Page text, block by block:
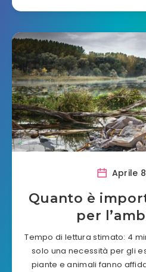
Aprile
Quanto è
per
Tempo di lettura stimato: 4
solo una necessità per gli
piante e animali fanno